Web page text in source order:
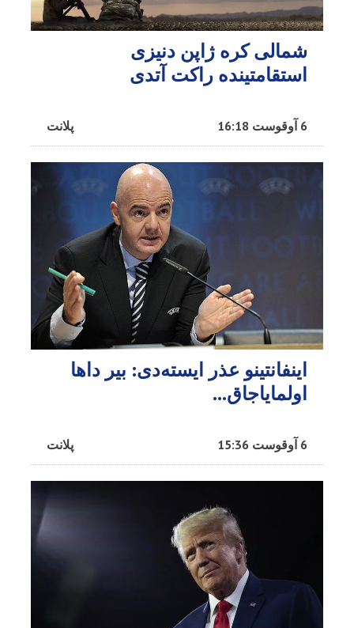
شمالی کره ژاپن دنیزی
استقامتینده راکت آتدی
پلانت 6 آوقوست 16:18
اینفانتینو عذر ایسته‌دی: بیر داها
اولمایاجاق…
پلانت 6 آوقوست 15:36